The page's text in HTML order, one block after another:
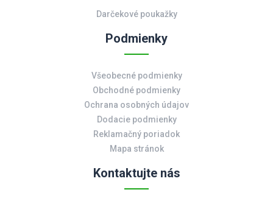
Darčekové poukažky
Podmienky
Všeobecné podmienky
Obchodné podmienky
Ochrana osobných údajov
Dodacie podmienky
Reklamačný poriadok
Mapa stránok
Kontaktujte nás